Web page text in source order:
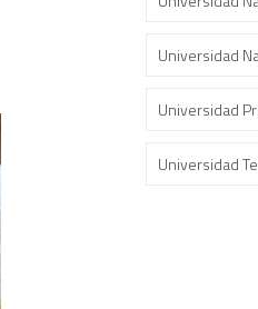
Universidad
Universidad
Universidad